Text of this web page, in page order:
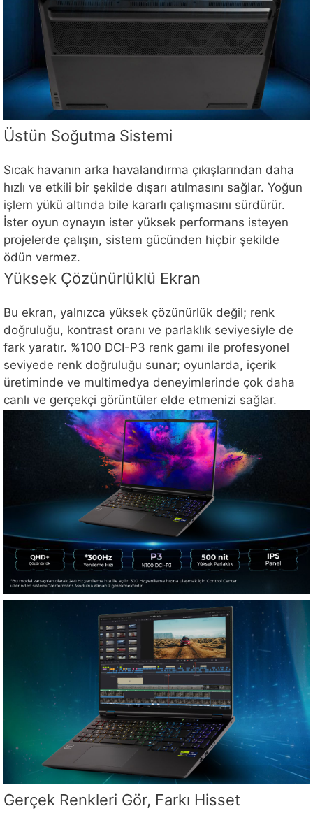
Üstün Soğutma Sistemi
Sıcak havanın arka havalandırma çıkışlarından daha
hızlı ve etkili bir şekilde dışarı atılmasını sağlar. Yoğun
işlem yükü altında bile kararlı çalışmasını sürdürür.
İster oyun oynayın ister yüksek performans isteyen
projelerde çalışın, sistem gücünden hiçbir şekilde
ödün vermez.
Yüksek Çözünürlüklü Ekran
Bu ekran, yalnızca yüksek çözünürlük değil; renk
doğruluğu, kontrast oranı ve parlaklık seviyesiyle de
fark yaratır. %100 DCI-P3 renk gamı ile profesyonel
seviyede renk doğruluğu sunar; oyunlarda, içerik
üretiminde ve multimedya deneyimlerinde çok daha
canlı ve gerçekçi görüntüler elde etmenizi sağlar.
Gerçek Renkleri Gör, Farkı Hisset